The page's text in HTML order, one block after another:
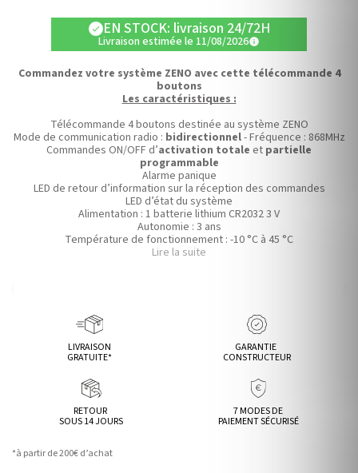
check EN STOCK: livraison 24/72H
Livraison estimée le 11/08/2026info
Commandez votre système ZENO avec cette télécommande 4
boutons
Les caractéristiques :
Télécommande 4 boutons destinée au système ZENO
Mode de communication radio : bidirectionnel- Fréquence : 868MHz
Commandes ON/OFF d’activation totale et partielle
programmable
Alarme panique
LED de retour d’information sur la réception des commandes
LED d’état du système
Alimentation : 1 batterie lithium CR2032 3 V
Autonomie : 3 ans
Température de fonctionnement : -10 °C à 45 °C
Dimensions : 50 x 33 x 14.5 mm
Lire la suite
LIVRAISON
GRATUITE*
GARANTIE
CONSTRUCTEUR
RETOUR
SOUS 14 JOURS
7 MODES DE
PAIEMENT SÉCURISÉ
*à partir de 200€ d’achat